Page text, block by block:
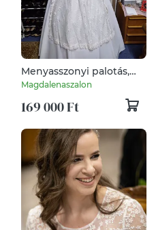
Menyasszonyi palotás,
báli, szalagavatós ruha,
zsinóros himzett.
Magdalenaszalon
169 000 Ft